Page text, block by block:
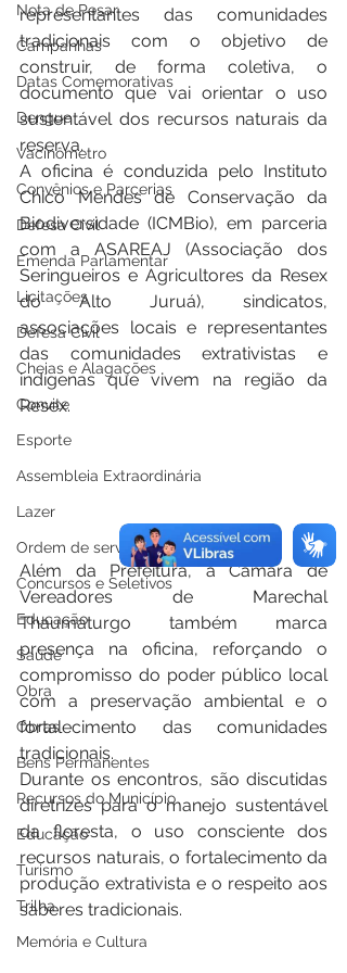
Nota de Pesar
Campanhas
Datas Comemorativas
Dengue
Vacinômetro
Convênios e Parcerias
Defesa Civil
Emenda Parlamentar
Licitações
Defesa Civil
Cheias e Alagações
Convite
Esporte
Assembleia Extraordinária
Lazer
Ordem de serviço
Concursos e Seletivos
Educação
Saúde
Obra
Obras
Bens Permanentes
Recursos do Município
Educação
Turismo
Trilha
Memória e Cultura
representantes das comunidades
tradicionais com o objetivo de
construir, de forma coletiva, o
documento que vai orientar o uso
sustentável dos recursos naturais da
reserva.
A oficina é conduzida pelo Instituto
Chico Mendes de Conservação da
Biodiversidade (ICMBio), em parceria
com a ASAREAJ (Associação dos
Seringueiros e Agricultores da Resex
do Alto Juruá), sindicatos,
associações locais e representantes
das comunidades extrativistas e
indígenas que vivem na região da
Resex.
Além da Prefeitura, a Câmara de
Vereadores de Marechal
Thaumaturgo também marca
presença na oficina, reforçando o
compromisso do poder público local
com a preservação ambiental e o
fortalecimento das comunidades
tradicionais.
Durante os encontros, são discutidas
diretrizes para o manejo sustentável
da floresta, o uso consciente dos
recursos naturais, o fortalecimento da
produção extrativista e o respeito aos
saberes tradicionais.